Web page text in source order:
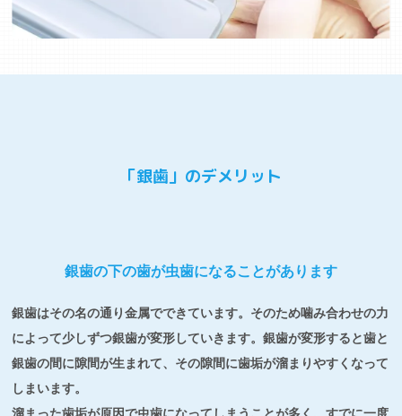
「銀歯」のデメリット
銀歯の下の歯が虫歯になることがあります
銀歯はその名の通り金属でできています。そのため噛み合わせの力
によって少しずつ銀歯が変形していきます。銀歯が変形すると歯と
銀歯の間に隙間が生まれて、その隙間に歯垢が溜まりやすくなって
しまいます。
溜まった歯垢が原因で虫歯になってしまうことが多く、すでに一度